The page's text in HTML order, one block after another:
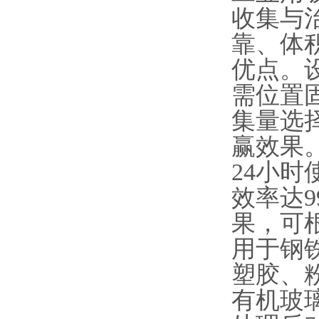
收集与
靠、体
优点。
需位置
集量选
赢效果
24小时
效率达
果，可
用于钢
塑胶、
有机玻